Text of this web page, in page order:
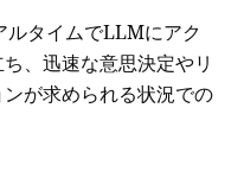
タイムでLLMにアク
、迅速な意思決定やリ
が求められる状況での